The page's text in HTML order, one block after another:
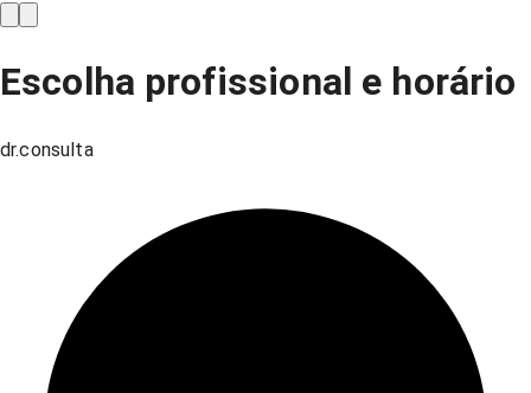
Escolha profissional e horário
dr.consulta